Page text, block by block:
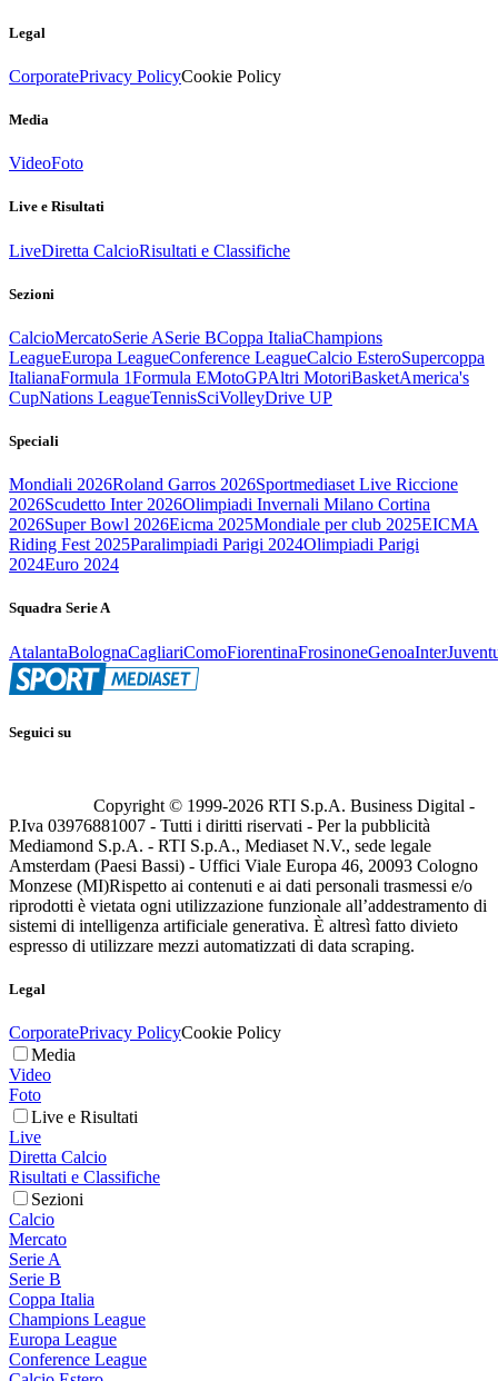
Legal
CorporatePrivacy PolicyCookie Policy
Media
VideoFoto
Live e Risultati
LiveDiretta CalcioRisultati e Classifiche
Sezioni
CalcioMercatoSerie ASerie BCoppa ItaliaChampions
LeagueEuropa LeagueConference LeagueCalcio EsteroSupercoppa
ItalianaFormula 1Formula EMotoGPAltri MotoriBasketAmerica's
CupNations LeagueTennisSciVolleyDrive UP
Speciali
Mondiali 2026Roland Garros 2026Sportmediaset Live Riccione
2026Scudetto Inter 2026Olimpiadi Invernali Milano Cortina
2026Super Bowl 2026Eicma 2025Mondiale per club 2025EICMA
Riding Fest 2025Paralimpiadi Parigi 2024Olimpiadi Parigi
2024Euro 2024
Squadra Serie A
AtalantaBolognaCagliariComoFiorentinaFrosinoneGenoaInter
Seguici su
Copyright © 1999-2026 RTI S.p.A. Business Digital -
P.Iva 03976881007 - Tutti i diritti riservati - Per la pubblicità
Mediamond S.p.A. - RTI S.p.A., Mediaset N.V., sede legale
Amsterdam (Paesi Bassi) - Uffici Viale Europa 46, 20093 Cologno
Monzese (MI)Rispetto ai contenuti e ai dati personali trasmessi e/o
riprodotti è vietata ogni utilizzazione funzionale all’addestramento di
sistemi di intelligenza artificiale generativa. È altresì fatto divieto
espresso di utilizzare mezzi automatizzati di data scraping.
Legal
CorporatePrivacy PolicyCookie Policy
Media
Video
Foto
Live e Risultati
Live
Diretta Calcio
Risultati e Classifiche
Sezioni
Calcio
Mercato
Serie A
Serie B
Coppa Italia
Champions League
Europa League
Conference League